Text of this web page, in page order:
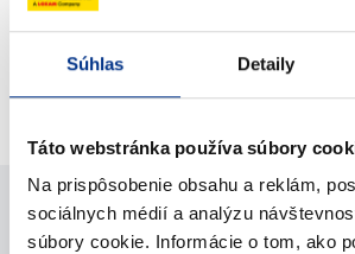
Súhlas Detaily
Táto webstránka používa súbory
Na prispôsobenie obsahu a reklám,
sociálnych médií a analýzu
súbory cookie. Informácie o tom, ako
Hliníková veža 1,3mx9,3m CUSTERS
Potrebujete pomoc?